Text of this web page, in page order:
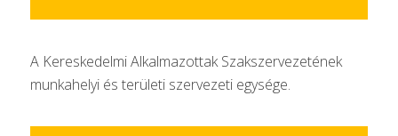
A Kereskedelmi Alkalmazottak Szakszervezetének
munkahelyi és területi szervezeti egysége.